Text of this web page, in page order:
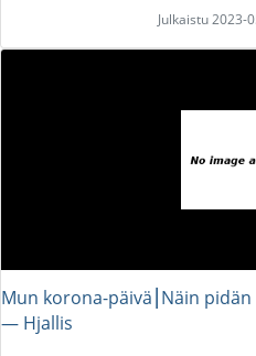
Julkaistu 2023-
Mun korona-päivä⎮Näin pidän
― Hjallis